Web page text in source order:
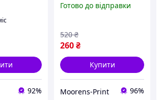
для
92%
подарунок кумі для
Moor-p
Готово до відправки
260₴
520 ₴
Купити
Moorens-Print 96%